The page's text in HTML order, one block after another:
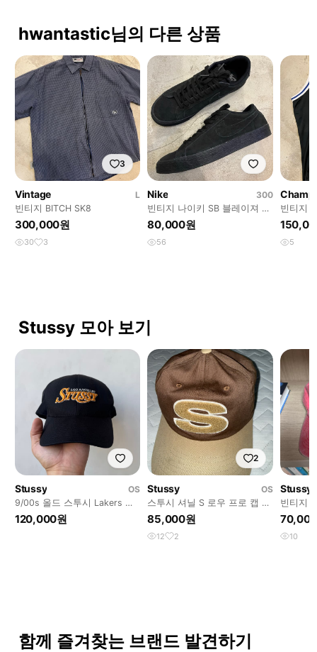
hwantastic님의 다른 상품
3
Vintage
L
빈티지 BITCH SK8
300,000원
30 3
Nike
300
빈티지 나이키 SB 블레이져 로
우
80,000원
56
빈티지
크
5
Stussy 모아 보기
Stussy
OS
9/00s 올드 스투시 Lakers 로
고 캡
120,000원
2
Stussy
OS
스투시 셔닐 S 로우 프로 캡 브
라운
85,000원
12 2
Stussy
빈티지
10
함께 즐겨찾는 브랜드 발견하기